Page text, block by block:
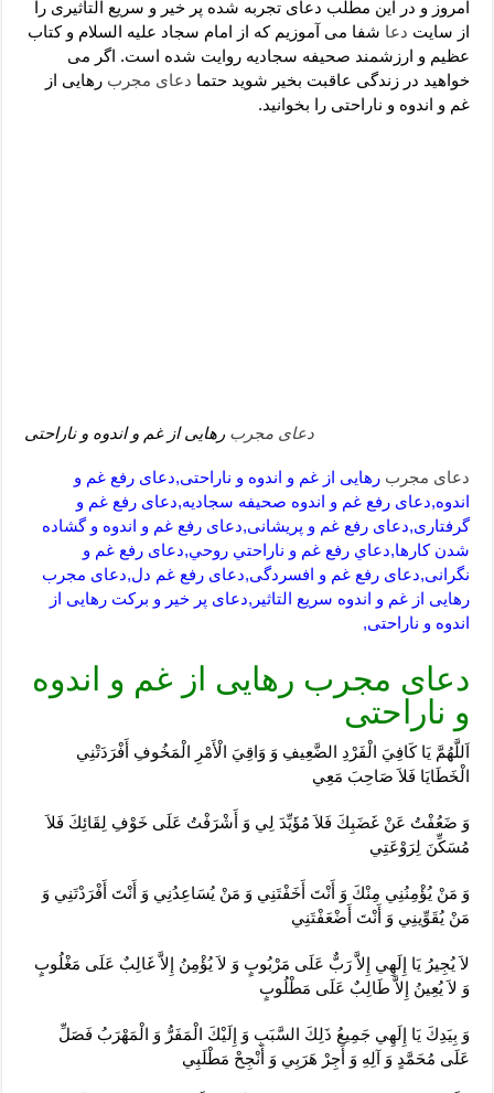
دعای رفع فقر و طلب رزق و روزی – آیه‌ جلب ثروت و برکت مال
لا حول ولا قوة الا بالله برای چشم زخم – دعای چشم زخم ماشاالله
دعای قوی رفع ترس – دعای مجرب برای آرامش قلب و رفع اضطراب
دعا برای پولدار شدن در یک روز – دعای ثروت حضرت سلیمان
امروز و در این مطلب دعای تجربه شده پر خیر و سریع التاثیری را
از سایت دعا شفا می آموزیم که از امام سجاد علیه السلام و کتاب
عظیم و ارزشمند صحیفه سجادیه روایت شده است. اگر می
خواهید در زندگی عاقبت بخیر شوید حتما دعای مجرب رهایی از
غم و اندوه و ناراحتی را بخوانید.
دعای مجرب رهایی از غم و اندوه و ناراحتی
دعای مجرب رهایی از غم و اندوه و ناراحتی,دعای رفع غم و
اندوه,دعای رفع غم و اندوه صحیفه سجادیه,دعای رفع غم و
گرفتاری,دعای رفع غم و پریشانی,دعای رفع غم و اندوه و گشاده
شدن کارها,دعاي رفع غم و ناراحتي روحي,دعای رفع غم و
نگرانی,دعای رفع غم و افسردگی,دعای رفع غم دل,دعای مجرب
رهایی از غم و اندوه سریع التاثیر,دعای پر خیر و برکت رهایی از
اندوه و ناراحتی,
دعای مجرب رهایی از غم و اندوه
و ناراحتی
اَللَّهُمَّ يَا كَافِيَ الْفَرْدِ الضَّعِيفِ وَ وَاقِيَ الْأَمْرِ الْمَخُوفِ أَفْرَدَتْنِي
الْخَطَايَا فَلاَ صَاحِبَ مَعِي‏
وَ ضَعُفْتُ عَنْ غَضَبِكَ فَلاَ مُؤَيِّدَ لِي وَ أَشْرَفْتُ عَلَى خَوْفِ لِقَائِكَ فَلاَ
مُسَكِّنَ لِرَوْعَتِي‏
وَ مَنْ يُؤْمِنُنِي مِنْكَ وَ أَنْتَ أَخَفْتَنِي وَ مَنْ يُسَاعِدُنِي وَ أَنْتَ أَفْرَدْتَنِي وَ
مَنْ يُقَوِّينِي وَ أَنْتَ أَضْعَفْتَنِي‏
لاَ يُجِيرُ يَا إِلَهِي إِلاَّ رَبٌّ عَلَى مَرْبُوبٍ وَ لاَ يُؤْمِنُ إِلاَّ غَالِبٌ عَلَى مَغْلُوبٍ
وَ لاَ يُعِينُ إِلاَّ طَالِبٌ عَلَى مَطْلُوبٍ‏
وَ بِيَدِكَ يَا إِلَهِي جَمِيعُ ذَلِكَ السَّبَبِ وَ إِلَيْكَ الْمَفَرُّ وَ الْمَهْرَبُ فَصَلِّ
عَلَى مُحَمَّدٍ وَ آلِهِ وَ أَجِرْ هَرَبِي وَ أَنْجِحْ مَطْلَبِي‏